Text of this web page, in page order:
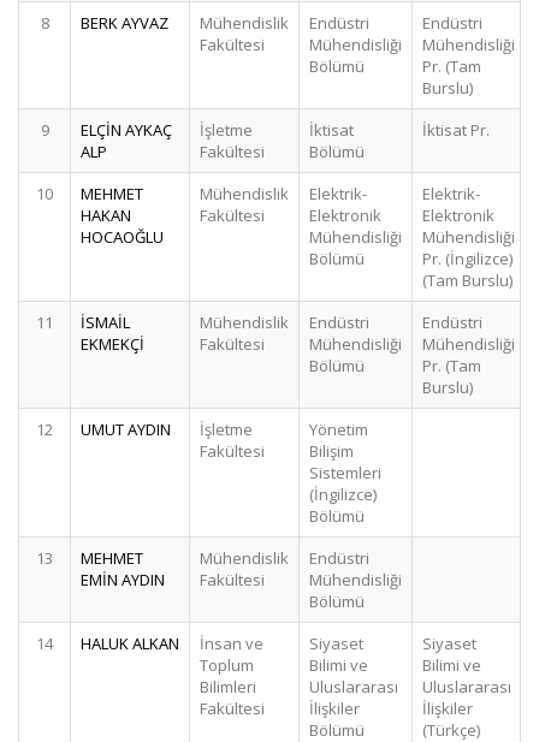
8 BERK AYVAZ
Mühendislik
Fakültesi
Endüstri
Mühendisliği
Bölümü
Endüstri
Mühendisliği
Pr. (Tam
Burslu)
9
ELÇİN AYKAÇ
ALP
İşletme
Fakültesi
İktisat
Bölümü
İktisat Pr.
10
MEHMET
HAKAN
HOCAOĞLU
Mühendislik
Fakültesi
Elektrik-
Elektronik
Mühendisliği
Bölümü
Elektrik-
Elektronik
Mühendisliği
Pr. (İngilizce)
(Tam Burslu)
11
İSMAİL
EKMEKÇİ
Mühendislik
Fakültesi
Endüstri
Mühendisliği
Bölümü
Endüstri
Mühendisliği
Pr. (Tam
Burslu)
12
UMUT AYDIN
İşletme
Fakültesi
Yönetim
Bilişim
Sistemleri
(İngilizce)
Bölümü
13
MEHMET
EMİN AYDIN
Mühendislik
Fakültesi
Endüstri
Mühendisliği
Bölümü
14
HALUK ALKAN
İnsan ve
Toplum
Bilimleri
Fakültesi
Siyaset
Bilimi ve
Uluslararası
İlişkiler
Bölümü
Siyaset
Bilimi ve
Uluslararası
İlişkiler
(Türkçe)